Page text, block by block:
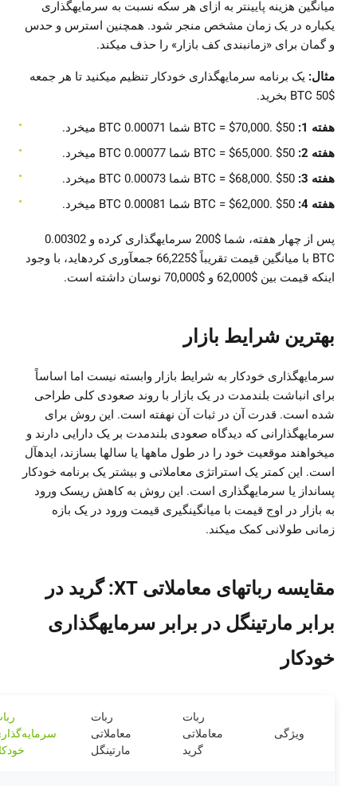
میانگین هزینه پایینتر به ازای هر سکه نسبت به سرمایهگذاری
یکباره در یک زمان مشخص منجر شود. همچنین استرس و حدس
و گمان برای «زمانبندی کف بازار» را حذف میکند.
مثال: یک برنامه سرمایهگذاری خودکار تنظیم میکنید تا هر جمعه
$50 BTC بخرید.
هفته 1:
هفته 2:
BTC = $65,000. $50 شما 0.00077 BTC میخرد.
هفته 3:
هفته 4:
پس از چهار هفته، شما $200 سرمایهگذاری کرده و 0.00302
BTC با میانگین قیمت تقریباً $66,225 جمعآوری کردهاید، با وجود
اینکه قیمت بین $62,000 و $70,000 نوسان داشته است.
بهترین شرایط بازار
سرمایهگذاری خودکار به شرایط بازار وابسته نیست اما اساساً
برای انباشت بلندمدت در یک بازار با روند صعودی کلی طراحی
شده است. قدرت آن در ثبات آن نهفته است. این روش برای
سرمایهگذارانی که دیدگاه صعودی بلندمدت بر یک دارایی دارند و
میخواهند موقعیت خود را در طول ماهها یا سالها بسازند، ایدهآل
است. این کمتر یک استراتژی معاملاتی و بیشتر یک برنامه خودکار
پسانداز یا سرمایهگذاری است. این روش به کاهش ریسک ورود
به بازار در اوج قیمت با میانگینگیری قیمت ورود در یک بازه
زمانی طولانی کمک میکند.
مقایسه رباتهای معاملاتی XT: گرید در
برابر مارتینگل در برابر سرمایهگذاری
خودکار
ویژگی
ربات
معاملاتی
گرید
ربات
معاملاتی
مارتینگل